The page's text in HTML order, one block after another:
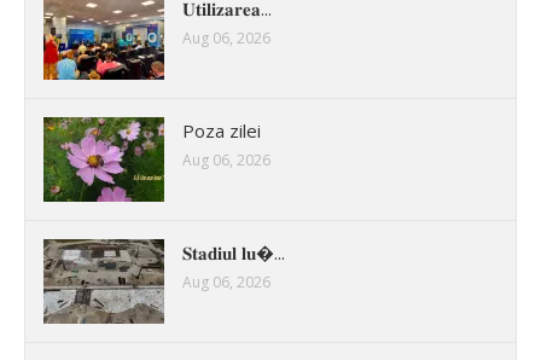
𝐔𝐭𝐢𝐥𝐢𝐳𝐚𝐫𝐞𝐚...
Aug 06, 2026
Poza zilei
Aug 06, 2026
𝐒𝐭𝐚𝐝𝐢𝐮𝐥 𝐥𝐮�...
Aug 06, 2026